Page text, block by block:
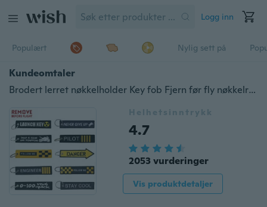
Logg inn
Populært Nylig sett på
Kundeomtaler
Brodert lerret nøkkelholder Key fob Fjern før fly nøkkelring for motorsykkel og bil
Helhetsinntrykk
4.7
2053 vurderinger
Vis produktdetaljer